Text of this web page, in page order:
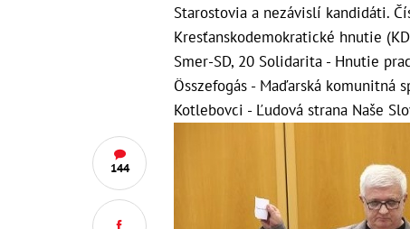
144
Starostovia a nezávislí kandidáti.
Kresťanskodemokratické hnutie
Smer-SD, 20 Solidarita - Hnutie
Összefogás - Maďarská komunitná
Kotlebovci - Ľudová strana Naše